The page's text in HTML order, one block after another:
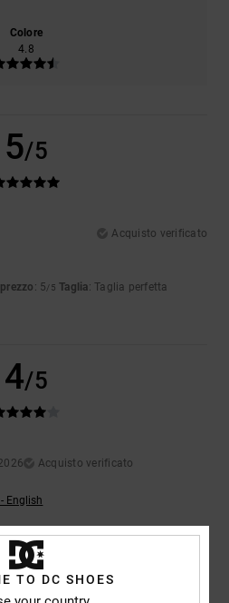
Colore
4.8
5/5
Acquisto verificato
: 5/5 Taglia: Taglia perfetta
4/5
Acquisto verificato
English
prodotto
3/5
TO DC SHOES